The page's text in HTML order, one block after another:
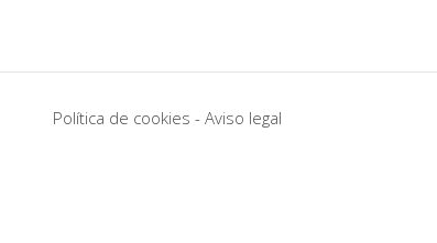
Política de cookies - Aviso legal